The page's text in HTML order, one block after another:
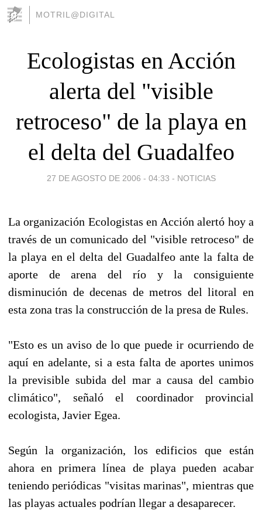
MOTRIL@DIGITAL
Ecologistas en Acción
alerta del "visible
retroceso" de la playa en
el delta del Guadalfeo
27 DE AGOSTO DE 2006 - 04:33 - NOTICIAS
La organización Ecologistas en Acción alertó hoy a
través de un comunicado del "visible retroceso" de
la playa en el delta del Guadalfeo ante la falta de
aporte de arena del río y la consiguiente
disminución de decenas de metros del litoral en
esta zona tras la construcción de la presa de Rules.
"Esto es un aviso de lo que puede ir ocurriendo de
aquí en adelante, si a esta falta de aportes unimos
la previsible subida del mar a causa del cambio
climático", señaló el coordinador provincial
ecologista, Javier Egea.
Según la organización, los edificios que están
ahora en primera línea de playa pueden acabar
teniendo periódicas "visitas marinas", mientras que
las playas actuales podrían llegar a desaparecer.